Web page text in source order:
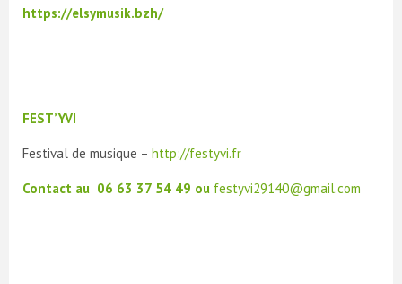
https://elsymusik.bzh/
FEST’YVI
Festival de musique – http://festyvi.fr
Contact au 06 63 37 54 49 ou festyvi29140@gmail.com